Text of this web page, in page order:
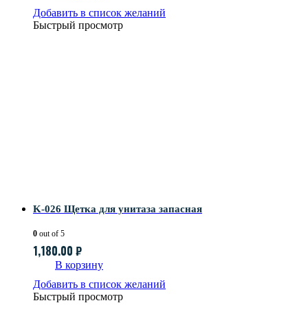
Добавить в список желаний
Быстрый просмотр
K-026 Щетка для унитаза запасная
0 out of 5
1,180.00 ₽
В корзину
Добавить в список желаний
Быстрый просмотр